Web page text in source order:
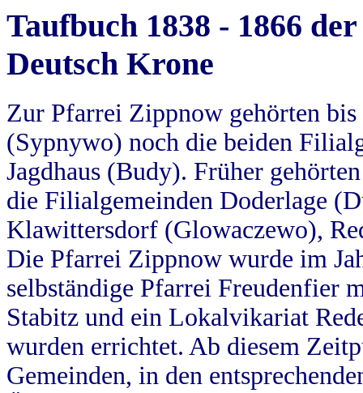
Taufbuch 1838 - 1866
Deutsch Krone
Zur Pfarrei Zippnow gehörten
(Sypnywo) noch die beiden
Jagdhaus (Budy). Früher
die Filialgemeinden Doderlage
Klawittersdorf (Glowaczewo),
Die Pfarrei Zippnow wurde im
selbständige Pfarrei Freudenfier
Stabitz und ein Lokalvikariat
wurden errichtet. Ab diesem
Gemeinden, in den